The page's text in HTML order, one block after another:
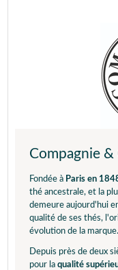
Compagnie &
Fondée à Paris en
thé ancestrale, et la
demeure aujourd'hui
qualité de ses thés,
évolution de la marque.
Depuis près de deux
pour la qualité